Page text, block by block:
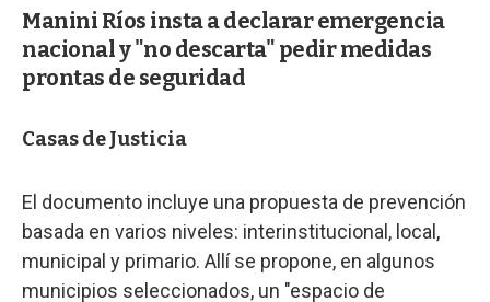
Manini Ríos insta a declarar emergencia
nacional y "no descarta" pedir medidas
prontas de seguridad
Casas de Justicia
El documento incluye una propuesta de prevención
basada en varios niveles: interinstitucional, local,
municipal y primario. Allí se propone, en algunos
municipios seleccionados, un "espacio de